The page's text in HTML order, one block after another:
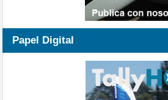
Papel Digital